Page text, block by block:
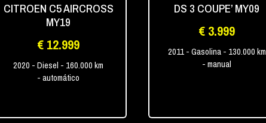
CITROEN C5 AIRCROSS
MY19
€ 12.999
2020 - Diesel - 160.000 km
- automático
DS 3 COUPE’ MY09
€ 3.999
2011 - Gasolina - 130.000 km
- manual